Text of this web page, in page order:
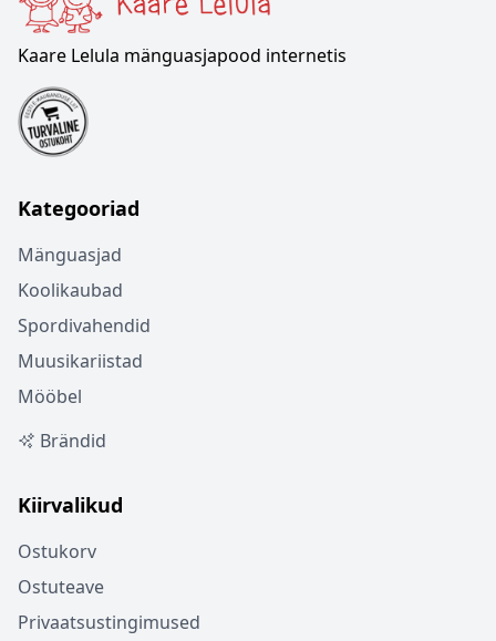
Kaare Lelula mänguasjapood internetis
Kategooriad
Mänguasjad
Koolikaubad
Spordivahendid
Muusikariistad
Mööbel
Brändid
Kiirvalikud
Ostukorv
Ostuteave
Privaatsustingimused